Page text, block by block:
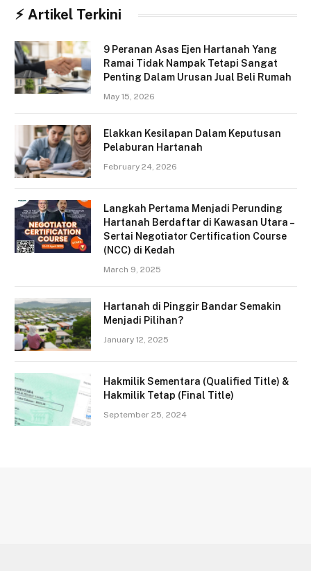
⚡︎ Artikel Terkini
9 Peranan Asas Ejen Hartanah Yang
Ramai Tidak Nampak Tetapi Sangat
Penting Dalam Urusan Jual Beli Rumah
May 15, 2026
Elakkan Kesilapan Dalam Keputusan
Pelaburan Hartanah
February 24, 2026
Langkah Pertama Menjadi Perunding
Hartanah Berdaftar di Kawasan Utara –
Sertai Negotiator Certification Course
(NCC) di Kedah
March 9, 2025
Hartanah di Pinggir Bandar Semakin
Menjadi Pilihan?
January 12, 2025
Hakmilik Sementara (Qualified Title) &
Hakmilik Tetap (Final Title)
September 25, 2024